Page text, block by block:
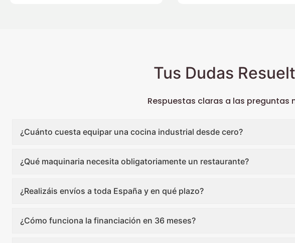
Tus Dudas
Respuestas claras a las
¿Cuánto cuesta equipar una cocina industrial desde cero?
¿Qué maquinaria necesita obligatoriamente un restaurante?
¿Realizáis envíos a toda España y en qué plazo?
¿Cómo funciona la financiación en 36 meses?